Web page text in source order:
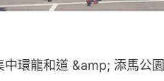
環龍和道 &amp; 添馬公園